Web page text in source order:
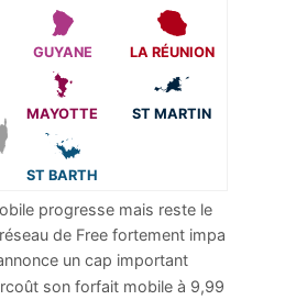
GUYANE LA RÉUNION
MAYOTTE ST MARTIN
ST BARTH
progresse mais reste le
...
de Free fortement impa
un cap important
...
son forfait mobile à 9,99